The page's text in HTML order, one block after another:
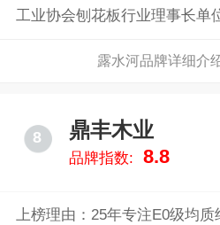
工业协会刨花板行业理事长单
露水河品牌详细介
8 鼎丰木业
品牌指数: 8.8
上榜理由：25年专注E0级均